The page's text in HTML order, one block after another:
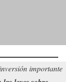
importante